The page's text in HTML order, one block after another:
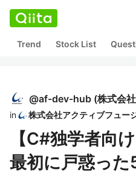
Trend Stock List
@af-dev-hub (株式会社
in
【C#独学者向
最初に戸惑った